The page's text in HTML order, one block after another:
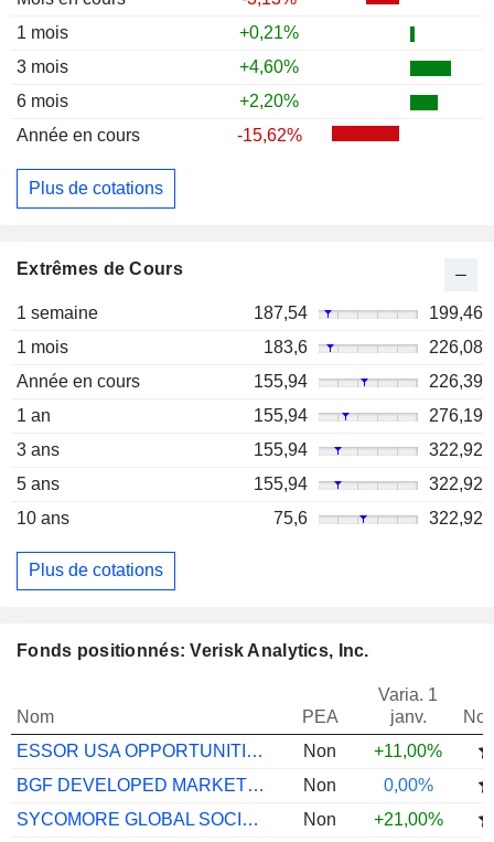
1 mois
+0,21%
3 mois
+4,60%
6 mois
+2,20%
Année en cours
-15,62%
Plus de cotations
Extrêmes de Cours
1 semaine 187,54
199,46
1 mois
183,6
226,08
Année en cours
155,94
226,39
1 an
155,94
276,19
3 ans
155,94
322,92
5 ans
155,94
322,92
10 ans
75,6 322,92
Plus de cotations
Fonds positionnés: Verisk Analytics, Inc.
Nom PEA
Varia. 1
janv.
ESSOR USA OPPORTUNITIES P
Non
+11,00%
BGF DEVELOPED MARKETS SUST EQ ZI2
Non
0,00%
SYCOMORE GLOBAL SOCIAL IMPACT IC EUR
Non
+21,00%